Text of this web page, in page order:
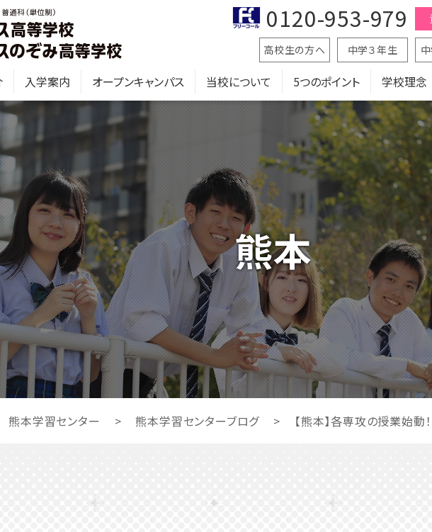
入学案内 オープンキャンパス 当校について 5つのポイント 学校理念
高校生の方へ 中学３年生
0120-953-979
熊本
熊本学習センター > 熊本学習センターブログ > 【熊本】各専攻の授業始動！